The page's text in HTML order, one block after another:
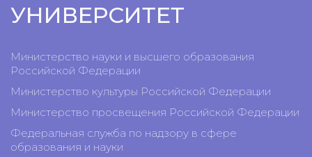
УНИВЕРСИТЕТ
Министерство науки и высшего образования
Российской Федерации
Министерство культуры Российской Федерации
Министерство просвещения Российской Федерации
Федеральная служба по надзору в сфере
образования и науки